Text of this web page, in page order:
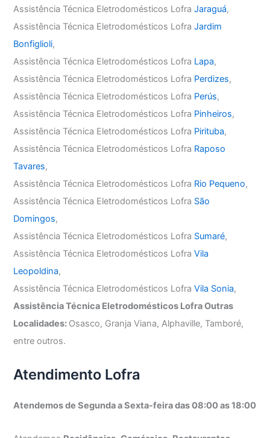
Assistência Técnica Eletrodomésticos LofraJaraguá,
Assistência Técnica Eletrodomésticos LofraJardim
Bonfiglioli,
Assistência Técnica Eletrodomésticos Lofra Lapa,
Assistência Técnica Eletrodomésticos Lofra Perdizes,
Assistência Técnica Eletrodomésticos Lofra Perús,
Assistência Técnica Eletrodomésticos Lofra Pinheiros,
Assistência Técnica Eletrodomésticos Lofra Pirituba,
Assistência Técnica Eletrodomésticos Lofra Raposo
Tavares,
Assistência Técnica Eletrodomésticos Lofra Rio Pequeno,
Assistência Técnica Eletrodomésticos Lofra São
Domingos,
Assistência Técnica Eletrodomésticos Lofra Sumaré,
Assistência Técnica Eletrodomésticos LofraVila
Leopoldina,
Assistência Técnica Eletrodomésticos LofraVila Sonia,
Assistência Técnica Eletrodomésticos Lofra Outras
Localidades: Osasco, Granja Viana, Alphaville, Tamboré,
entre outros.
Atendimento Lofra
Atendemos de Segunda a Sexta-feira das 08:00 as 18:00